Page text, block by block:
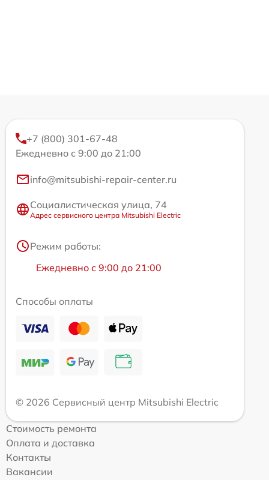
+7 (800) 301-67-48
Ежедневно с 9:00 до 21:00
info@mitsubishi-repair-center.ru
Социалистическая улица, 74
Адрес сервисного центра Mitsubishi Electric
Режим работы:
Ежедневно с 9:00 до 21:00
Способы оплаты
© 2026 Сервисный центр Mitsubishi Electric
Стоимость ремонта
Оплата и доставка
Контакты
Вакансии